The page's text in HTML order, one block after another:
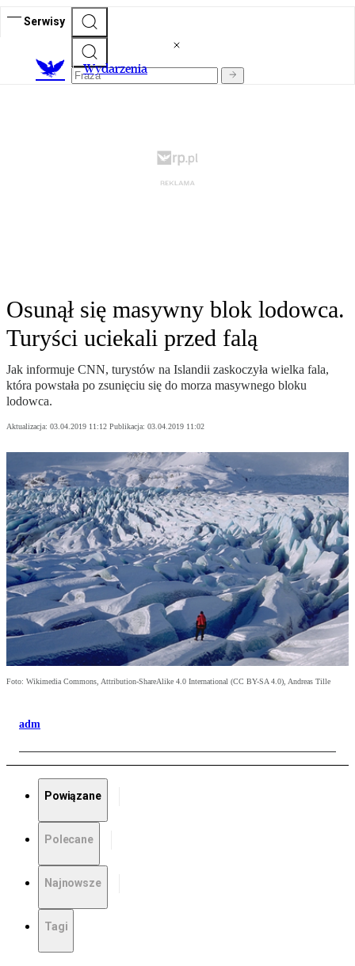
Serwisy
Wydarzenia
Osunął się masywny blok lodowca.
Turyści uciekali przed falą
Jak informuje CNN, turystów na Islandii zaskoczyła wielka fala,
która powstała po zsunięciu się do morza masywnego bloku
lodowca.
Aktualizacja: 03.04.2019 11:12 Publikacja: 03.04.2019 11:02
Foto: Wikimedia Commons, Attribution-ShareAlike 4.0 International (CC BY-SA 4.0), Andreas Tille
adm
Powiązane
Polecane
Najnowsze
Tagi